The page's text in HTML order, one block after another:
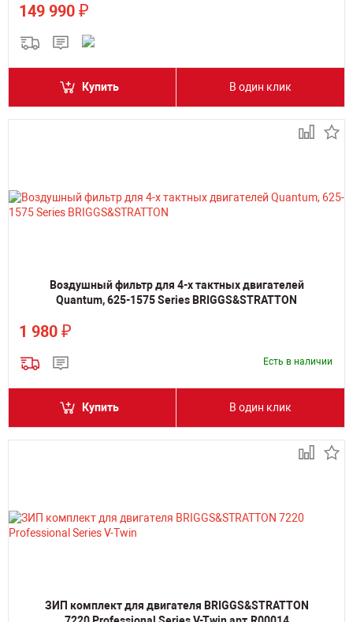
149 990 ₽
Купить В один клик
Воздушный фильтр для 4-х тактных двигателей
Quantum, 625-1575 Series BRIGGS&STRATTON
1 980 ₽
Есть в наличии
Купить В один клик
ЗИП комплект для двигателя BRIGGS&STRATTON